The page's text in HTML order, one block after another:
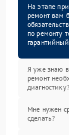
На этапе
ремонт вам
по ремонту
Я уже знаю
ремонт
диагностику?
Мне нужен
сделать?